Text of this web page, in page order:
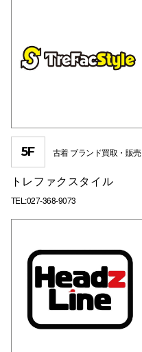
5F 古着 ブランド買取・販売
トレファクスタイル
TEL:027-368-9073